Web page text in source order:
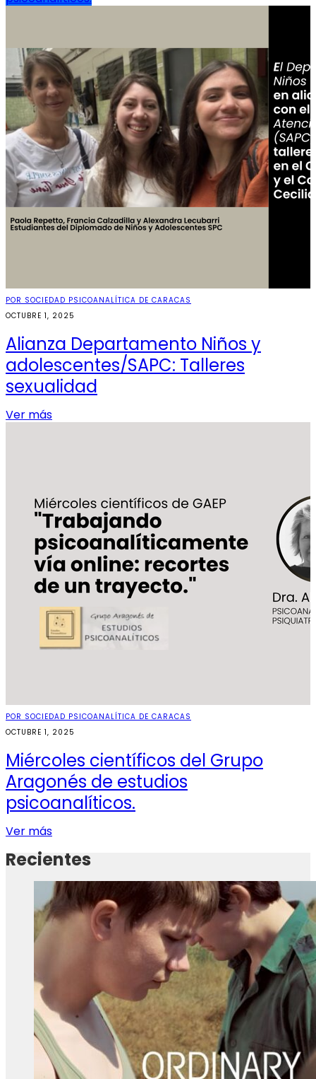
POR SOCIEDAD PSICOANALÍTICA DE CARACAS
OCTUBRE 1, 2025
Alianza Departamento Niños y
adolescentes/SAPC: Talleres
sexualidad
Ver más
POR SOCIEDAD PSICOANALÍTICA DE CARACAS
OCTUBRE 1, 2025
Miércoles científicos del Grupo
Aragonés de estudios
psicoanalíticos.
Ver más
Recientes